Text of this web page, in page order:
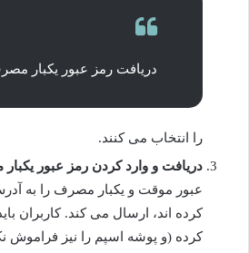
دریافت رمز عبور یکبار
را انتخاب می کنند.
دریافت و وارد کردن رمز عبور
عبور موقت و یکبار مصرف را به
کرده اند، ارسال می کند. کاربران
کرده (و پوشه اسپم را نیز فراموش